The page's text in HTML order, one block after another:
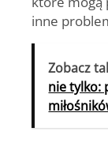
inne
Zobacz
nie tylko: